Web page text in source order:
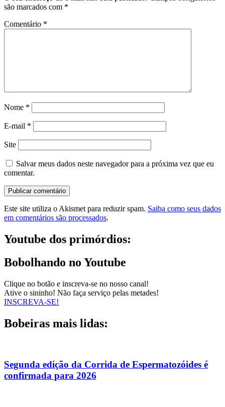
são marcados com *
Comentário *
Nome *
E-mail *
Site
Salvar meus dados neste navegador para a próxima vez que eu
comentar.
Este site utiliza o Akismet para reduzir spam. Saiba como seus dados
em comentários são processados.
Youtube dos primórdios:
Bobolhando no Youtube
Clique no botão e inscreva-se no nosso canal!
Ative o sininho! Não faça serviço pelas metades!
INSCREVA-SE!
Bobeiras mais lidas:
Segunda edição da Corrida de Espermatozóides é
confirmada para 2026